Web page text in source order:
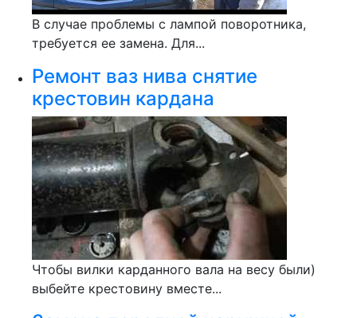
В случае проблемы с лампой поворотника,
требуется ее замена. Для...
Ремонт ваз нива снятие
крестовин кардана
Чтобы вилки карданного вала на весу были)
выбейте крестовину вместе...